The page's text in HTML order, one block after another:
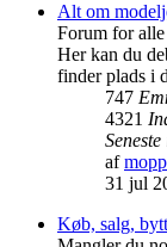
Alt om
Forum for alle
Her kan du
finder plads i
747
4321
af
31 jul
Køb, salg,